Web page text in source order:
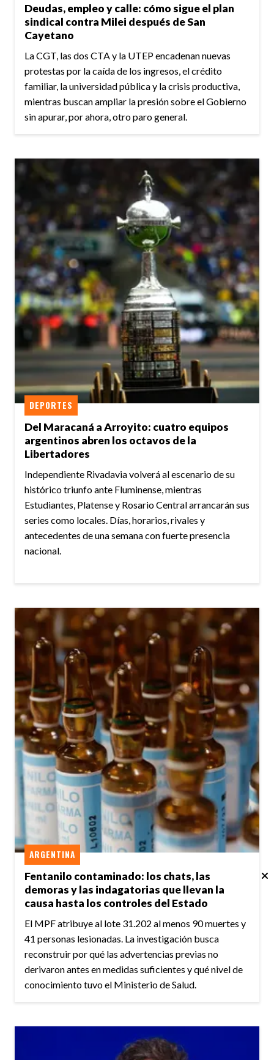
Deudas, empleo y calle: cómo sigue el plan
sindical contra Milei después de San
Cayetano
La CGT, las dos CTA y la UTEP encadenan nuevas
protestas por la caída de los ingresos, el crédito
familiar, la universidad pública y la crisis productiva,
mientras buscan ampliar la presión sobre el Gobierno
sin apurar, por ahora, otro paro general.
Del Maracaná a Arroyito: cuatro equipos
argentinos abren los octavos de la
Libertadores
DEPORTES
Independiente Rivadavia volverá al escenario de su
histórico triunfo ante Fluminense, mientras
Estudiantes, Platense y Rosario Central arrancarán sus
series como locales. Días, horarios, rivales y
antecedentes de una semana con fuerte presencia
nacional.
Fentanilo contaminado: los chats, las
demoras y las indagatorias que llevan la
causa hasta los controles del Estado
ARGENTINA
El MPF atribuye al lote 31.202 al menos 90 muertes y
41 personas lesionadas. La investigación busca
reconstruir por qué las advertencias previas no
derivaron antes en medidas suficientes y qué nivel de
conocimiento tuvo el Ministerio de Salud.